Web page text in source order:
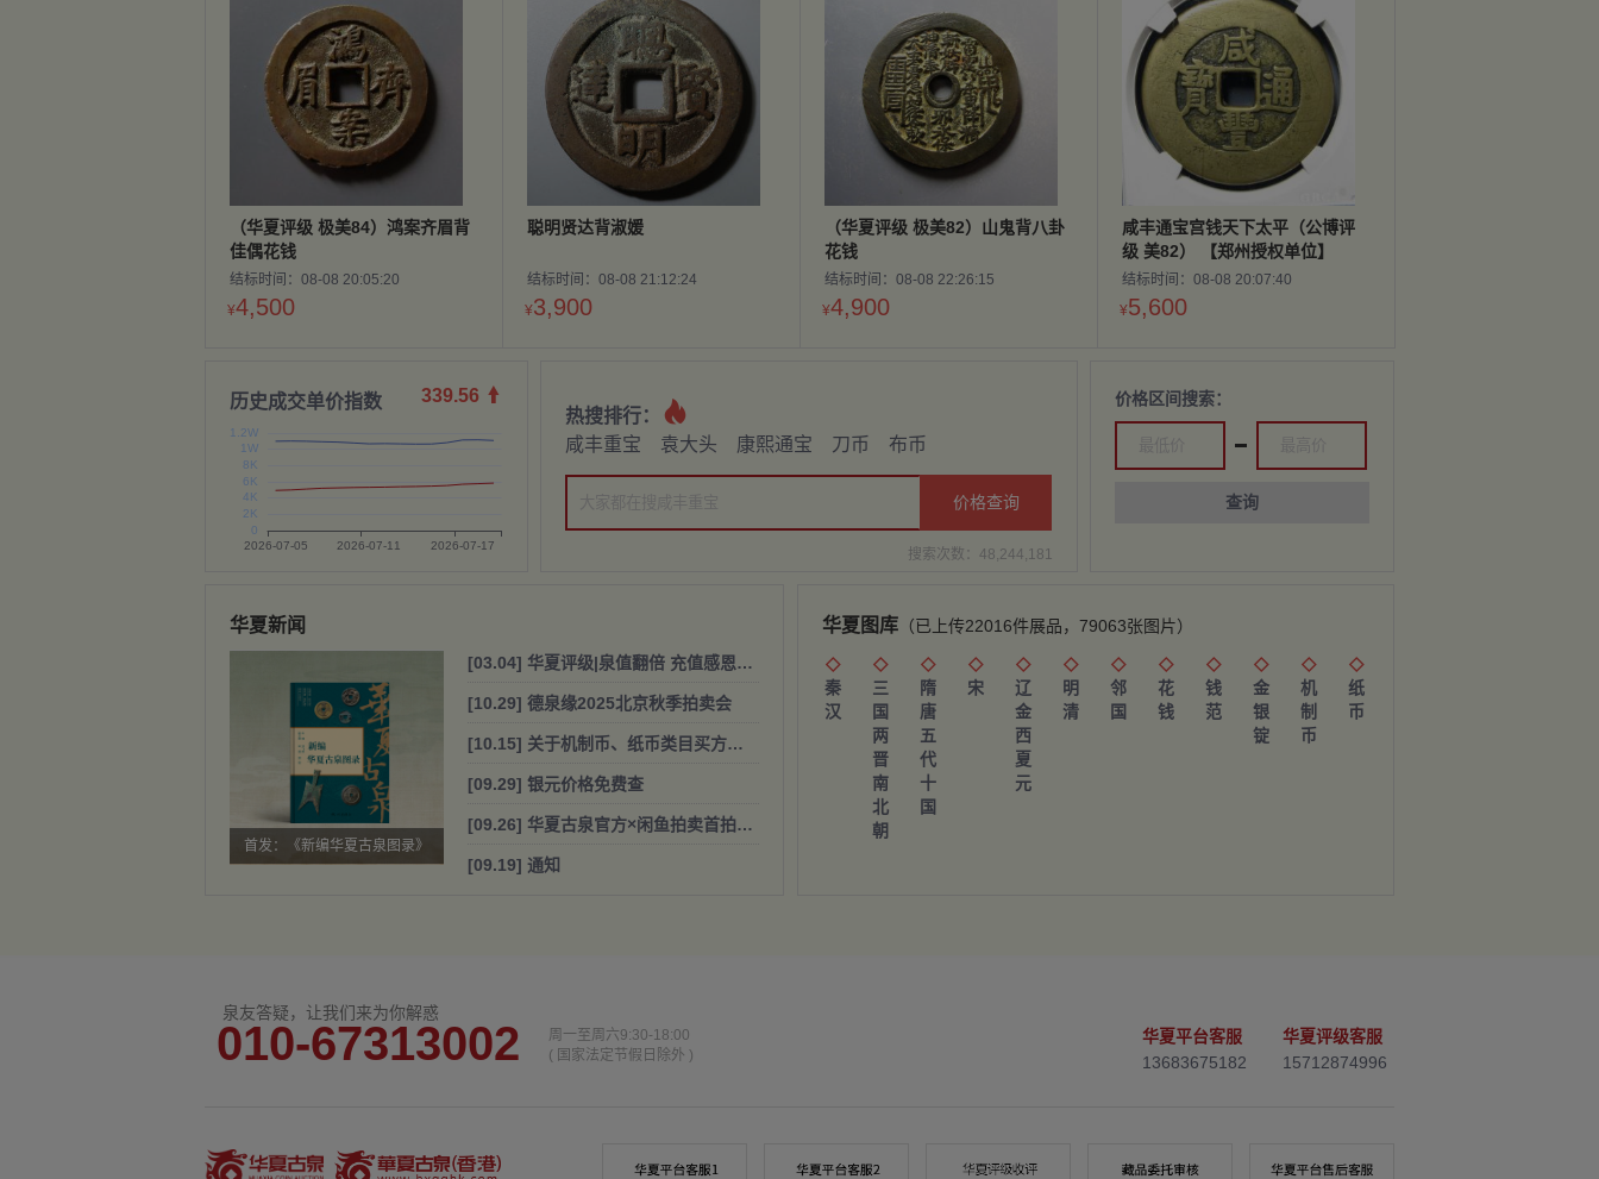
（华夏评级 极美84）鸿案齐眉背
佳偶花钱
结标时间：08-08 20:05:20
¥4,500
聪明贤达背淑媛
结标时间：08-08 21:12:24
¥3,900
（华夏评级 极美82）山鬼背八卦
花钱
结标时间：08-08 22:26:15
¥4,900
咸丰通宝宫钱天下太平（公博评
级 美82） 【郑州授权单位】
结标时间：08-08 20:07:40
¥5,600
历史成交单价指数 339.56 
热搜排行： 
咸丰重宝 袁大头 康熙通宝 刀币 布币
价格查询
搜索次数：48,244,181
价格区间搜索：
查询
华夏新闻
首发：《新编华夏古泉图录》
[03.04] 华夏评级|泉值翻倍 充值感恩回馈季
[10.29] 德泉缘2025北京秋季拍卖会
[10.15] ‌关于机制币、纸币类目买方服务费调整的通知
[09.29] 银元价格免费查
[09.26] 华夏古泉官方×闲鱼拍卖首拍亮相！
[09.19] 通知
华夏图库 （已上传22016件展品，79063张图片）

秦
汉

三
国
两
晋
南
北
朝

隋
唐
五
代
十
国

宋

辽
金
西
夏
元

明
清

邻
国

花
钱

钱
范

金
银
锭

机
制
币

纸
币
泉友答疑，让我们来为你解惑
010-67313002
周一至周六9:30-18:00
( 国家法定节假日除外 )
华夏平台客服
13683675182
华夏评级客服
15712874996